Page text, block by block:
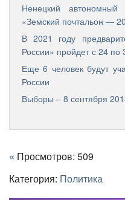
Ненецкий автономный
«Земский почтальон —
В 2021 году
России» пройдет с 24 по
Еще 6 человек будут
России
Выборы – 8 сентября
« Просмотров: 509
Категория: Политика